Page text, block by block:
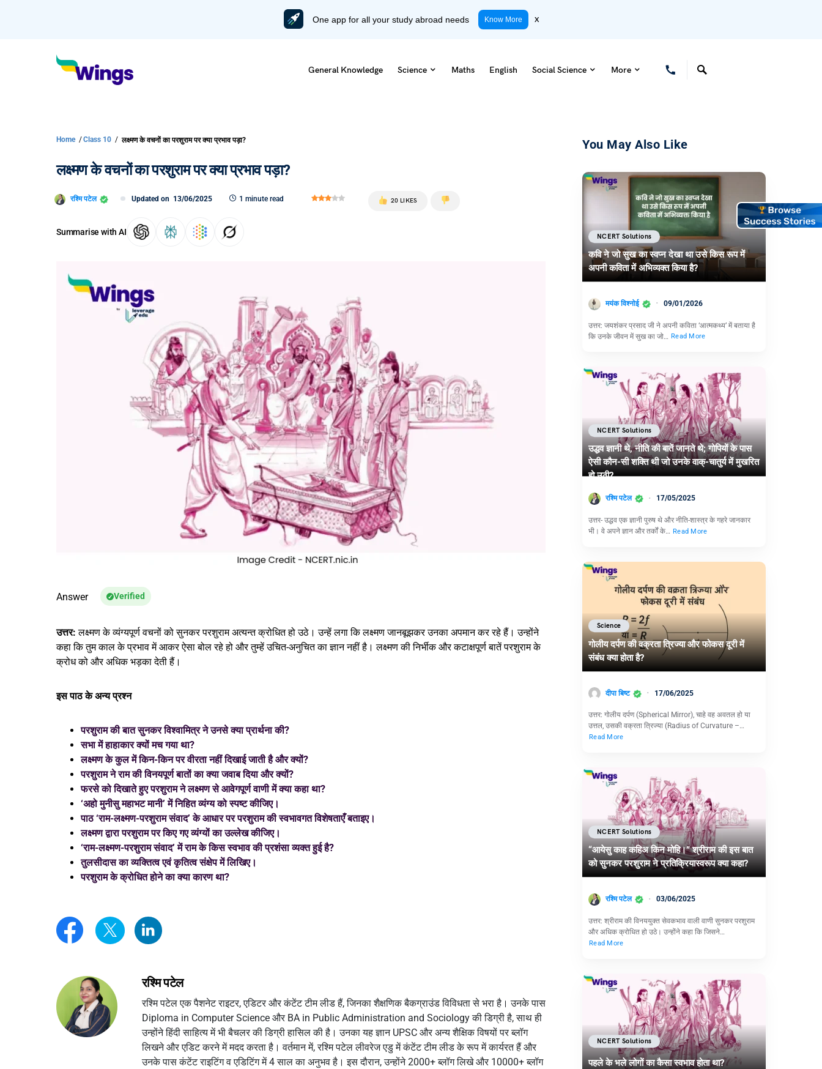
One app for all your study abroad needs Know More x
General Knowledge Science Maths English Social Science More
Home /Class 10 / लक्ष्मण के वचनों का परशुराम पर क्या प्रभाव पड़ा?
लक्ष्मण के वचनों का परशुराम पर क्या प्रभाव पड़ा?
रश्मि पटेल Updated on 13/06/2025 1 minute read 20 LIKES
Summarise with AI
Answer Verified
उत्तर: लक्ष्मण के व्यंग्यपूर्ण वचनों को सुनकर परशुराम अत्यन्त क्रोधित हो उठे। उन्हें लगा कि लक्ष्मण जानबूझकर उनका अपमान कर रहे हैं। उन्होंने
कहा कि तुम काल के प्रभाव में आकर ऐसा बोल रहे हो और तुम्हें उचित-अनुचित का ज्ञान नहीं है। लक्ष्मण की निर्भीक और कटाक्षपूर्ण बातें परशुराम के
क्रोध को और अधिक भड़का देती हैं।
इस पाठ के अन्य प्रश्न
परशुराम की बात सुनकर विश्वामित्र ने उनसे क्या प्रार्थना की?
सभा में हाहाकार क्यों मच गया था?
लक्ष्मण के कुल में किन-किन पर वीरता नहीं दिखाई जाती है और क्यों?
परशुराम ने राम की विनयपूर्ण बातों का क्या जवाब दिया और क्यों?
फरसे को दिखाते हुए परशुराम ने लक्ष्मण से आवेगपूर्ण वाणी में क्या कहा था?
‘अहो मुनीसु महाभट मानी’ में निहित व्यंग्य को स्पष्ट कीजिए।
पाठ ‘राम-लक्ष्मण-परशुराम संवाद’ के आधार पर परशुराम की स्वभावगत विशेषताएँ बताइए।
लक्ष्मण द्वारा परशुराम पर किए गए व्यंग्यों का उल्लेख कीजिए।
‘राम-लक्ष्मण-परशुराम संवाद’ में राम के किस स्वभाव की प्रशंसा व्यक्त हुई है?
तुलसीदास का व्यक्तित्व एवं कृतित्व संक्षेप में लिखिए।
परशुराम के क्रोधित होने का क्या कारण था?
रश्मि पटेल
रश्मि पटेल एक पैशनेट राइटर, एडिटर और कंटेंट टीम लीड हैं, जिनका शैक्षणिक बैकग्राउंड विविधता से भरा है। उनके पास
Diploma in Computer Science और BA in Public Administration and Sociology की डिग्री है, साथ ही
उन्होंने हिंदी साहित्य में भी बैचलर की डिग्री हासिल की है। उनका यह ज्ञान UPSC और अन्य शैक्षिक विषयों पर ब्लॉग
लिखने और एडिट करने में मदद करता है। वर्तमान में, रश्मि पटेल लीवरेज एडु में कंटेंट टीम लीड के रूप में कार्यरत हैं और
उनके पास कंटेंट राइटिंग व एडिटिंग में 4 साल का अनुभव है। इस दौरान, उन्होंने 2000+ ब्लॉग लिखे और 10000+ ब्लॉग
You May Also Like
NCERT Solutions
कवि ने जो सुख का स्वप्न देखा था उसे किस रूप में
अपनी कविता में अभिव्यक्त किया है?
मयंक विश्नोई 09/01/2026
उत्तर: जयशंकर प्रसाद जी ने अपनी कविता ‘आत्मकथ्य’ में बताया है
कि उनके जीवन में सुख का जो… Read More
NCERT Solutions
उद्धव ज्ञानी थे, नीति की बातें जानते थे; गोपियों के पास
ऐसी कौन-सी शक्ति थी जो उनके वाक्-चातुर्य में मुखरित
हो उठी?
रश्मि पटेल 17/05/2025
उत्तर- उद्धव एक ज्ञानी पुरुष थे और नीति-शास्त्र के गहरे जानकार
भी। वे अपने ज्ञान और तर्कों के… Read More
Science
गोलीय दर्पण की वक्रता त्रिज्या और फोकस दूरी में
संबंध क्या होता है?
दीपा बिष्ट 17/06/2025
उत्तर: गोलीय दर्पण (Spherical Mirror), चाहे वह अवतल हो या
उत्तल, उसकी वक्रता त्रिज्या (Radius of Curvature –…
Read More
NCERT Solutions
“आयेसु काह कहिअ किन मोहि।” श्रीराम की इस बात
को सुनकर परशुराम ने प्रतिक्रियास्वरूप क्या कहा?
रश्मि पटेल 03/06/2025
उत्तर: श्रीराम की विनययुक्त सेवकभाव वाली वाणी सुनकर परशुराम
और अधिक क्रोधित हो उठे। उन्होंने कहा कि जिसने…
Read More
NCERT Solutions
पहले के भले लोगों का कैसा स्वभाव होता था?